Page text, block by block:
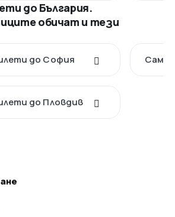
до България.
обичат и тези
до София
до Пловдив